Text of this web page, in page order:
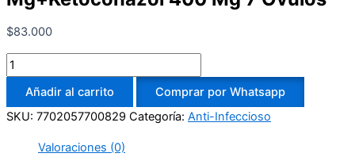
$83.000
Añadir al carrito
Comprar por Whatsapp
SKU: 7702057700829 Categoría: Anti-Infeccioso
Valoraciones (0)